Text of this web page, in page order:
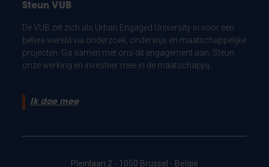
Steun VUB
De VUB zet zich als Urban Engaged University in voor een
betere wereld via onderzoek, onderwijs en maatschappelijke
projecten. Ga samen met ons dit engagement aan. Steun
onze werking en investeer mee in de maatschappij.
Ik doe mee
Pleinlaan 2 - 1050 Brussel - België